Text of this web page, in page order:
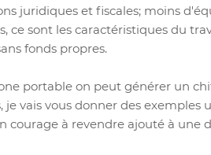
juridiques et fiscales; moins
ce sont les caractéristiques du
fonds propres.
portable on peut générer un
je vais vous donner des exemples
courage à revendre ajouté à une